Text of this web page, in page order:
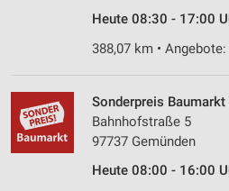
Heute 08:30 - 17:00
388,07 km •
Sonderpreis Baumarkt
Bahnhofstraße 5
97737 Gemünden
Heute 08:00 - 16:00